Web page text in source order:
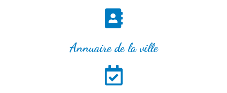
Annuaire de la ville